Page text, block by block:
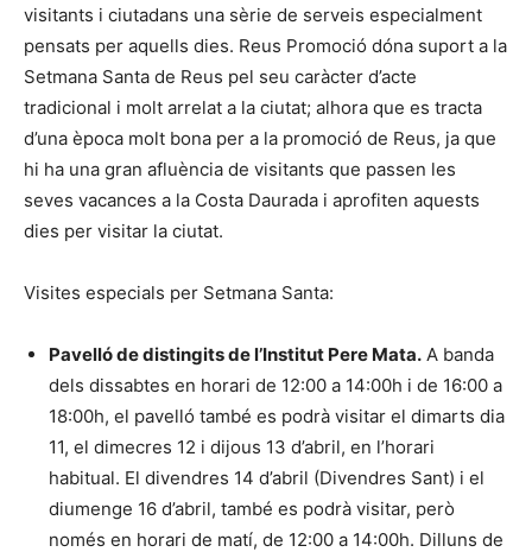
visitants i ciutadans una sèrie de serveis especialment
pensats per aquells dies. Reus Promoció dóna suport a la
Setmana Santa de Reus pel seu caràcter d’acte
tradicional i molt arrelat a la ciutat; alhora que es tracta
d’una època molt bona per a la promoció de Reus, ja que
hi ha una gran afluència de visitants que passen les
seves vacances a la Costa Daurada i aprofiten aquests
dies per visitar la ciutat.
Visites especials per Setmana Santa:
Pavelló de distingits de l’Institut Pere Mata. A banda
dels dissabtes en horari de 12:00 a 14:00h i de 16:00 a
18:00h, el pavelló també es podrà visitar el dimarts dia
11, el dimecres 12 i dijous 13 d’abril, en l’horari
habitual. El divendres 14 d’abril (Divendres Sant) i el
diumenge 16 d’abril, també es podrà visitar, però
només en horari de matí, de 12:00 a 14:00h. Dilluns de